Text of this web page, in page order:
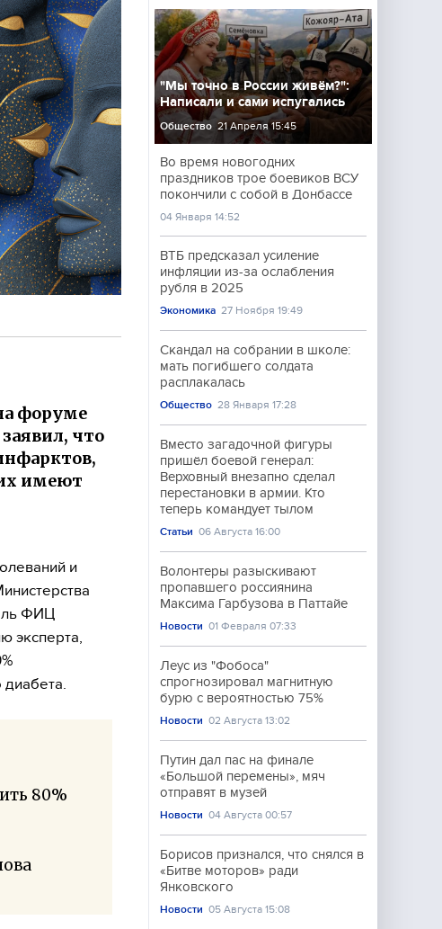
форуме
что
имеют
и
ФИЦ
эксперта,
80%
"Мы точно в России живём?":
Написали и сами испугались
Общество 21 Апреля 15:45
Во время новогодних
праздников трое боевиков ВСУ
покончили с собой в Донбассе
04 Января 14:52
ВТБ предсказал усиление
инфляции из-за ослабления
рубля в 2025
Экономика 27 Ноября 19:49
Скандал на собрании в школе:
мать погибшего солдата
расплакалась
Общество 28 Января 17:28
Вместо загадочной фигуры
пришёл боевой генерал:
Верховный внезапно сделал
перестановки в армии. Кто
теперь командует тылом
Статьи 06 Августа 16:00
Волонтеры разыскивают
пропавшего россиянина
Максима Гарбузова в Паттайе
Новости 01 Февраля 07:33
Леус из "Фобоса"
спрогнозировал магнитную
бурю с вероятностью 75%
Новости 02 Августа 13:02
Путин дал пас на финале
«Большой перемены», мяч
отправят в музей
Новости 04 Августа 00:57
Борисов признался, что снялся в
«Битве моторов» ради
Янковского
Новости 05 Августа 15:08